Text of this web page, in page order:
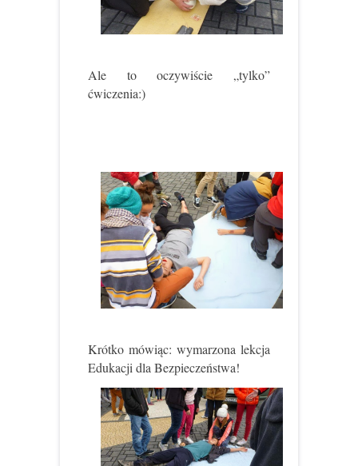
Ale to oczywiście „tylko”
ćwiczenia:)
Krótko mówiąc: wymarzona lekcja
Edukacji dla Bezpieczeństwa!